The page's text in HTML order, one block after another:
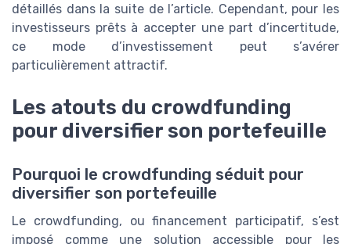
détaillés dans la suite de l’article. Cependant, pour les
investisseurs prêts à accepter une part d’incertitude,
ce mode d’investissement peut s’avérer
particulièrement attractif.
Les atouts du crowdfunding
pour diversifier son portefeuille
Pourquoi le crowdfunding séduit pour
diversifier son portefeuille
Le crowdfunding, ou financement participatif, s’est
imposé comme une solution accessible pour les